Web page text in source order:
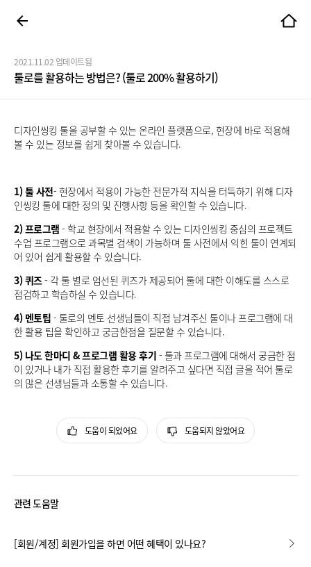
2021.11.02 업데이트됨
툴로를 활용하는 방법은? (툴로 200% 활용하기)
디자인씽킹 툴을 공부할 수 있는 온라인 플랫폼으로, 현장에 바로 적용해
볼 수 있는 정보를 쉽게 찾아볼 수 있습니다.
1) 툴 사전- 현장에서 적용이 가능한 전문가적 지식을 터득하기 위해 디자
인씽킹 툴에 대한 정의 및 진행사항 등을 확인할 수 있습니다.
2) 프로그램 - 학교 현장에서 적용할 수 있는 디자인씽킹 중심의 프로젝트
수업 프로그램으로 과목별 검색이 가능하며 툴 사전에서 익힌 툴이 연계되
어 있어 쉽게 활용할 수 있습니다.
3) 퀴즈- 각 툴 별로 엄선된 퀴즈가 제공되어 툴에 대한 이해도를 스스로
점검하고 학습하실 수 있습니다.
4) 멘토팁 - 툴로의 멘토 선생님들이 직접 남겨주신 툴이나 프로그램에 대
한 활용 팁을 확인하고 궁금한점을 질문할 수 있습니다.
5) 나도 한마디 & 프로그램 활용 후기 - 툴과 프로그램에 대해서 궁금한 점
이 있거나 내가 직접 활용한 후기를 알려주고 싶다면 직접 글을 적어 툴로
의 많은 선생님들과 소통할 수 있습니다.
도움이 되었어요 도움되지 않았어요
관련 도움말
[회원/계정] 회원가입을 하면 어떤 혜택이 있나요?